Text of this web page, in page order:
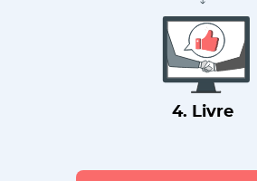
4. Livre